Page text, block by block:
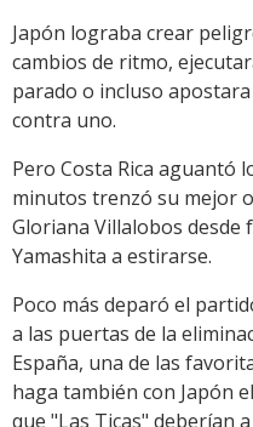
Japón lograba crear
cambios de ritmo,
parado o incluso
contra uno.
Pero Costa Rica aguantó
minutos trenzó su mejor
Gloriana Villalobos desde
Yamashita a estirarse.
Poco más deparó el
a las puertas de la
España, una de las
haga también con Japón
que "Las Ticas" deberían